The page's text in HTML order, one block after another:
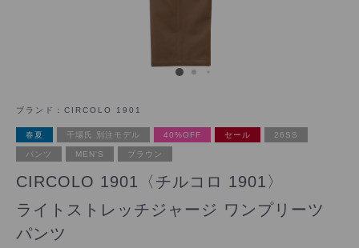
ブランド： CIRCOLO 1901
春夏 干場氏 別注モデル 40%OFF セール 26SS
パンツ MEN'S ブラウン
CIRCOLO 1901〈チルコロ 1901〉
ライトストレッチジャージ ワンプリーツ
パンツ